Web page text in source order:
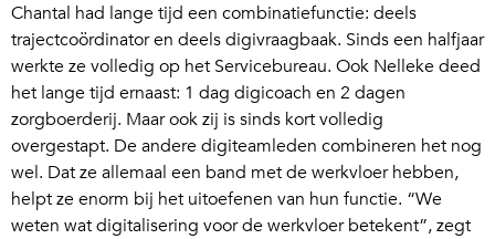
Chantal had lange tijd een combinatiefunctie: deels
trajectcoördinator en deels digivraagbaak. Sinds een halfjaar
werkte ze volledig op het Servicebureau. Ook Nelleke deed
het lange tijd ernaast: 1 dag digicoach en 2 dagen
zorgboerderij. Maar ook zij is sinds kort volledig
overgestapt. De andere digiteamleden combineren het nog
wel. Dat ze allemaal een band met de werkvloer hebben,
helpt ze enorm bij het uitoefenen van hun functie. “We
weten wat digitalisering voor de werkvloer betekent”, zegt